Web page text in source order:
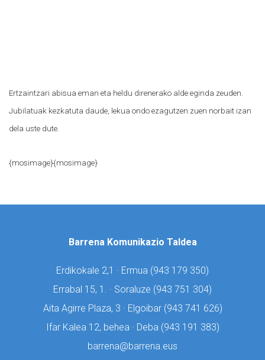
Ertzaintzari abisua eman eta heldu direnerako alde eginda zeuden.
Jubilatuak kezkatuta daude, lekua ondo ezagutzen zuen norbait izan
dela uste dute.
{mosimage}{mosimage}
Barrena Komunikazio Taldea
Erdikokale 2,1 · Ermua (943 179 350)
Errabal 15, 1. · Soraluze (943 751 304)
Aita Agirre Plaza, 3 · Elgoibar (943 741 626)
Ifar Kalea 12, behea · Deba (943 191 383)
barrena@barrena.eus